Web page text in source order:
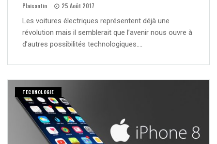
Plaisantin 25 Août 2017
Les voitures électriques représentent déjà une
révolution mais il semblerait que l’avenir nous ouvre à
d’autres possibilités technologiques….
TECHNOLOGIE